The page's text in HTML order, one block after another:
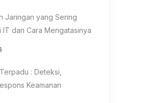
Jaringan yang Sering
dan Cara Mengatasinya
: Deteksi,
Keamanan